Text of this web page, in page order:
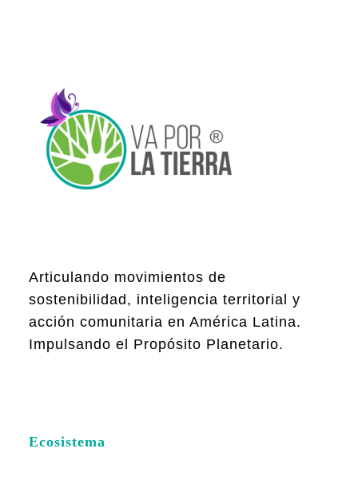
Articulando movimientos de
sostenibilidad, inteligencia territorial y
acción comunitaria en América Latina.
Impulsando el Propósito Planetario.
Ecosistema